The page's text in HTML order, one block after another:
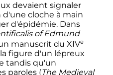
devaient signaler
d'une cloche à main
d'épidémie. Dans
of Edmund
manuscrit du XIVe
figure d'un lépreux
tandis qu'un
paroles (The Medieval